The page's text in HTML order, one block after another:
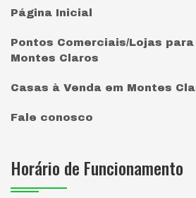
Página Inicial
Pontos Comerciais/Lojas para
Montes Claros
Casas à Venda em Montes
Fale conosco
Horário de Funcionamento